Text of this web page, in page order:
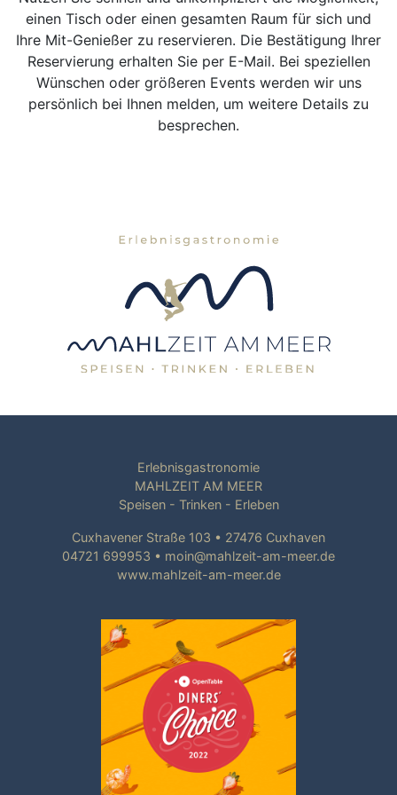
einen Tisch oder einen gesamten Raum für sich und
Ihre Mit-Genießer zu reservieren. Die Bestätigung Ihrer
Reservierung erhalten Sie per E-Mail. Bei speziellen
Wünschen oder größeren Events werden wir uns
persönlich bei Ihnen melden, um weitere Details zu
besprechen.
Erlebnisgastronomie
MAHLZEIT AM MEER
Speisen - Trinken - Erleben
Cuxhavener Straße 103 • 27476 Cuxhaven
04721 699953 • moin@mahlzeit-am-meer.de
www.mahlzeit-am-meer.de